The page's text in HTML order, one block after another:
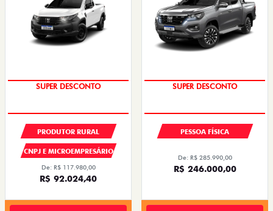
SUPER DESCONTO
PRODUTOR RURAL
CNPJ E MICROEMPRESÁRIO
De: R$ 117.980,00
R$ 92.024,40
SUPER DESCONTO
PESSOA FÍSICA
De: R$ 285.990,00
R$ 246.000,00